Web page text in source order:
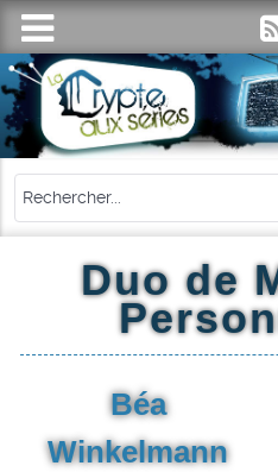
Duo de
Béa
Winkelmann